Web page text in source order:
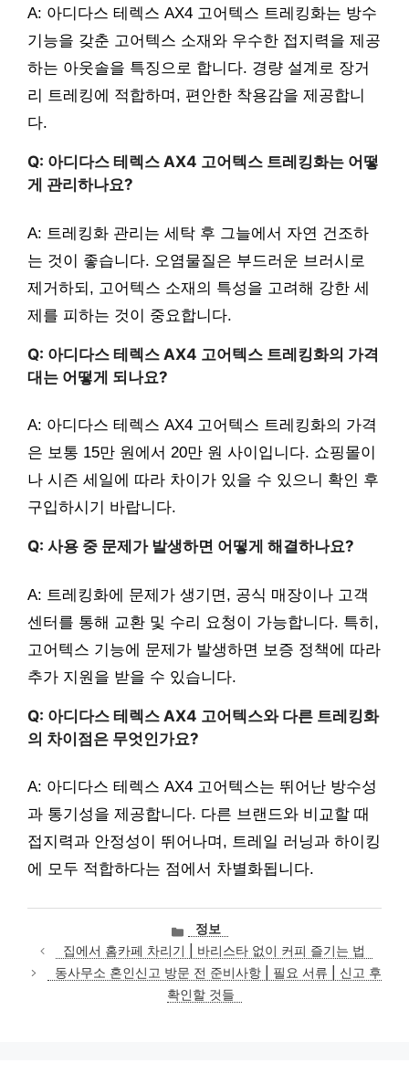
A: 아디다스 테렉스 AX4 고어텍스 트레킹화는 방수
기능을 갖춘 고어텍스 소재와 우수한 접지력을 제공
하는 아웃솔을 특징으로 합니다. 경량 설계로 장거
리 트레킹에 적합하며, 편안한 착용감을 제공합니
다.
Q: 아디다스 테렉스 AX4 고어텍스 트레킹화는 어떻
게 관리하나요?
A: 트레킹화 관리는 세탁 후 그늘에서 자연 건조하
는 것이 좋습니다. 오염물질은 부드러운 브러시로
제거하되, 고어텍스 소재의 특성을 고려해 강한 세
제를 피하는 것이 중요합니다.
Q: 아디다스 테렉스 AX4 고어텍스 트레킹화의 가격
대는 어떻게 되나요?
A: 아디다스 테렉스 AX4 고어텍스 트레킹화의 가격
은 보통 15만 원에서 20만 원 사이입니다. 쇼핑몰이
나 시즌 세일에 따라 차이가 있을 수 있으니 확인 후
구입하시기 바랍니다.
Q: 사용 중 문제가 발생하면 어떻게 해결하나요?
A: 트레킹화에 문제가 생기면, 공식 매장이나 고객
센터를 통해 교환 및 수리 요청이 가능합니다. 특히,
고어텍스 기능에 문제가 발생하면 보증 정책에 따라
추가 지원을 받을 수 있습니다.
Q: 아디다스 테렉스 AX4 고어텍스와 다른 트레킹화
의 차이점은 무엇인가요?
A: 아디다스 테렉스 AX4 고어텍스는 뛰어난 방수성
과 통기성을 제공합니다. 다른 브랜드와 비교할 때
접지력과 안정성이 뛰어나며, 트레일 러닝과 하이킹
에 모두 적합하다는 점에서 차별화됩니다.
카
테
고
리
정보
집에서 홈카페 차리기 | 바리스타 없이 커피 즐기는 법
동사무소 혼인신고 방문 전 준비사항 | 필요 서류 | 신고 후
확인할 것들